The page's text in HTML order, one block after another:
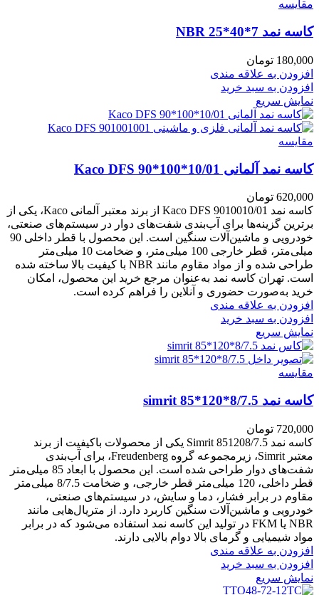
مقايسه
کاسه نمد NBR 25*40*7
180,000 تومان
افزودن به علاقه مندی
افزودن به سبد خرید
نمایش سریع
مقايسه
کاسه نمد آلمانی Kaco DFS 90*100*10/01
620,000 تومان
کاسه نمد Kaco DFS 9010010/01 از برند معتبر آلمانی Kaco، یکی از
برترین گزینه‌ها برای آب‌بندی شفت‌های دوار در سیستم‌های صنعتی،
خودرویی و ماشین‌آلات سنگین است. این محصول با قطر داخلی 90
میلی‌متر، قطر خارجی 100 میلی‌متر، و ضخامت 10 میلی‌متر
طراحی شده و از مواد مقاوم مانند NBR با کیفیت بالا ساخته شده
است. تهران کاسه نمد به‌عنوان مرجع خرید این محصول، امکان
خرید به‌صورت حضوری و آنلاین را فراهم کرده است.
افزودن به علاقه مندی
افزودن به سبد خرید
نمایش سریع
مقايسه
کاسه نمد simrit 85*120*8/7.5
720,000 تومان
کاسه نمد Simrit 851208/7.5 یکی از محصولات باکیفیت از برند
معتبر Simrit، زیرمجموعه گروه Freudenberg، برای آب‌بندی
شفت‌های دوار طراحی شده است. این محصول با ابعاد 85 میلی‌متر
قطر داخلی، 120 میلی‌متر قطر خارجی، و ضخامت 8/7.5 میلی‌متر
مقاوم در برابر فشار، دما و سایش، در سیستم‌های صنعتی،
خودرویی و ماشین‌آلات سنگین کاربرد دارد. از متریال‌هایی مانند
NBR یا FKM در تولید این کاسه نمد استفاده می‌شود که در برابر
مواد شیمیایی و گرمای بالا دوام بالایی دارند.
افزودن به علاقه مندی
افزودن به سبد خرید
نمایش سریع